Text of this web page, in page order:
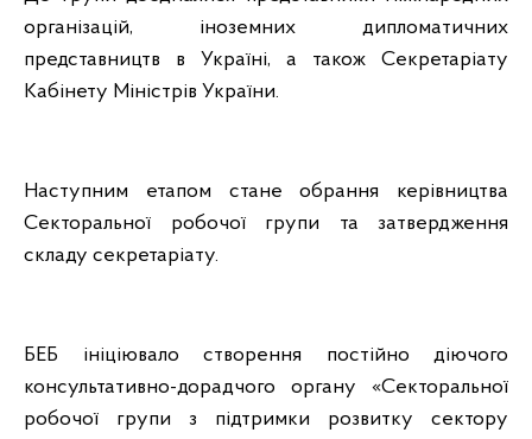
організацій, іноземних дипломатичних
представництв в Україні, а також Секретаріату
Кабінету Міністрів України.
Наступним етапом стане обрання керівництва
Секторальної робочої групи та затвердження
складу секретаріату.
БЕБ ініціювало створення постійно діючого
консультативно-дорадчого органу «Секторальної
робочої групи з підтримки розвитку сектору